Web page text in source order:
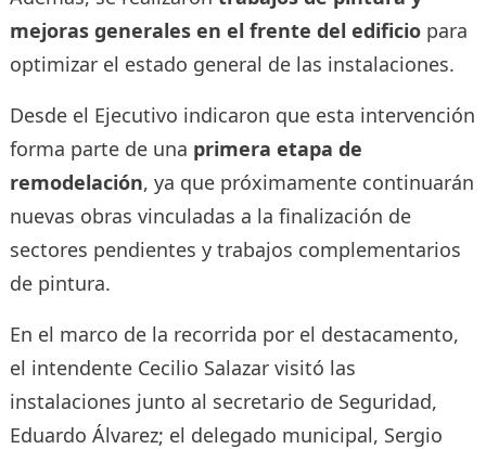
mejoras generales en el frente del edificiopara
optimizar el estado general de las instalaciones.
Desde el Ejecutivo indicaron que esta intervención
forma parte de una primera etapa de
remodelación, ya que próximamente continuarán
nuevas obras vinculadas a la finalización de
sectores pendientes y trabajos complementarios
de pintura.
En el marco de la recorrida por el destacamento,
el intendente Cecilio Salazar visitó las
instalaciones junto al secretario de Seguridad,
Eduardo Álvarez; el delegado municipal, Sergio